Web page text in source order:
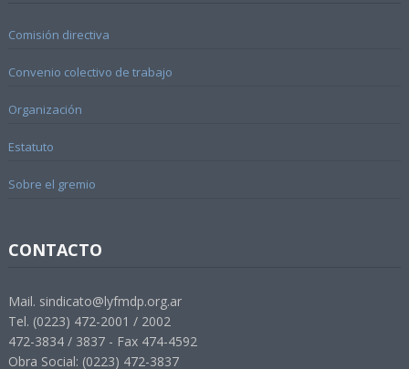
Comisión directiva
Convenio colectivo de trabajo
Organización
Estatuto
Sobre el gremio
CONTACTO
Mail. sindicato@lyfmdp.org.ar
Tel. (0223) 472-2001 / 2002
472-3834 / 3837 - Fax 474-4592
Obra Social: (0223) 472-3837